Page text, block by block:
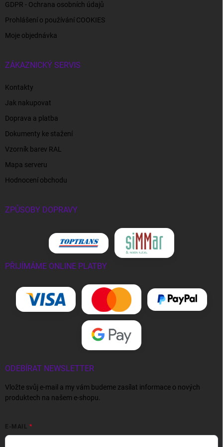
GDPR - Ochrana osobních údajů
Prohlášení o používání COOKIES
Moje objednávka
ZÁKAZNICKÝ SERVIS
Kontakty
Jak nakupovat
Doprava a platba
Dokumenty ke stažení
Vzorník barev RAL
Mapa serveru
Hodnocení obchodu
ZPŮSOBY DOPRAVY
PŘIJÍMÁME ONLINE PLATBY
ODEBÍRAT NEWSLETTER
Vložte svůj e-mail a my vám budeme zasílat informace o nových
produktech na našem e-shopu.
E-MAIL